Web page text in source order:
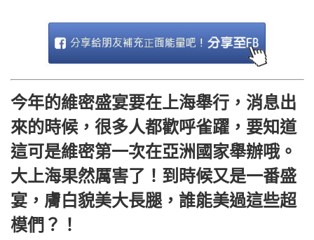
今年的維密盛宴要在上海舉行，消息出
來的時候，很多人都歡呼雀躍，要知道
這可是維密第一次在亞洲國家舉辦哦。
大上海果然厲害了！到時候又是一番盛
宴，膚白貌美大長腿，誰能美過這些超
模們？！